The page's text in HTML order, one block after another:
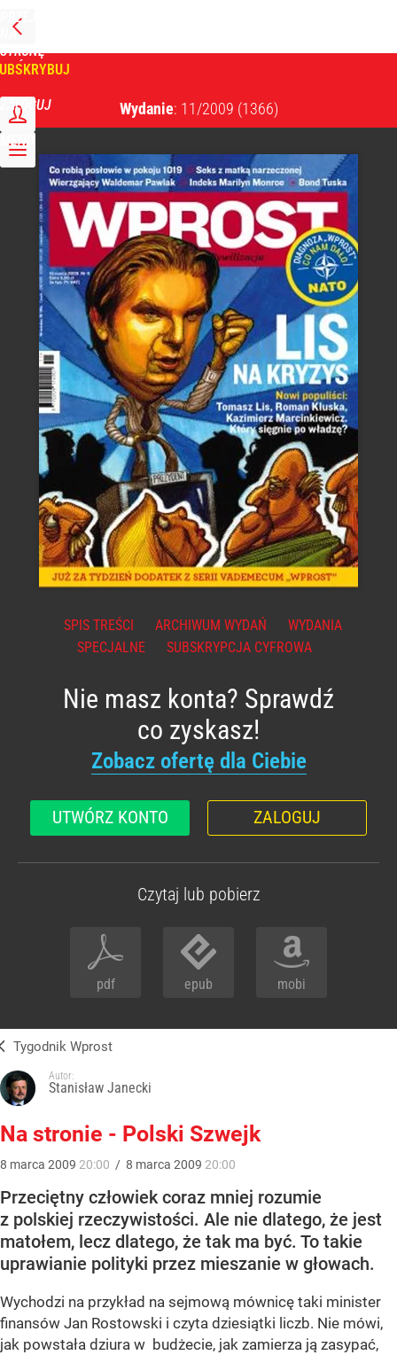
PRZEJDŹ
NA
STRONĘ
GŁÓWNĄ
ZALOGUJ
MENU
Wydanie: 11/2009 (1366)
SPIS TREŚCI ARCHIWUM WYDAŃ
WYDANIA
SPECJALNE
SUBSKRYPCJA CYFROWA
Nie masz konta? Sprawdź
co zyskasz!
Zobacz ofertę dla Ciebie
UTWÓRZ KONTO ZALOGUJ
Czytaj lub pobierz
pdf epub mobi
Tygodnik Wprost
Autor:
Stanisław Janecki
Na stronie - Polski Szwejk
8 marca 2009 20:00 / 8 marca 2009 20:00
Przeciętny człowiek coraz mniej rozumie
z polskiej rzeczywistości. Ale nie dlatego, że jest
matołem, lecz dlatego, że tak ma być. To takie
uprawianie polityki przez mieszanie w głowach.
Wychodzi na przykład na sejmową mównicę taki minister
finansów Jan Rostowski i czyta dziesiątki liczb. Nie mówi,
jak powstała dziura w budżecie, jak zamierza ją zasypać,